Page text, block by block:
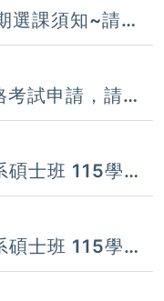
選課須知~請同
試申請，請於
逾期無法受理。
115學年
05日)
士班 115學年
05日)